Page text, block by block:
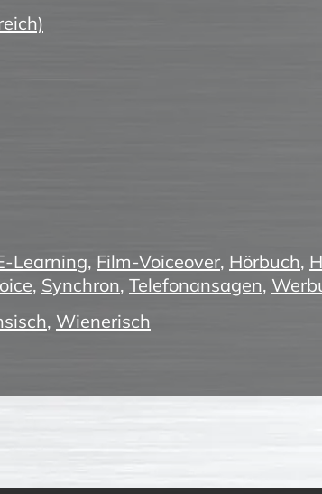
Learning, Film-Voiceover, Hörbuch,
, Synchron, Telefonansagen,
, Wienerisch